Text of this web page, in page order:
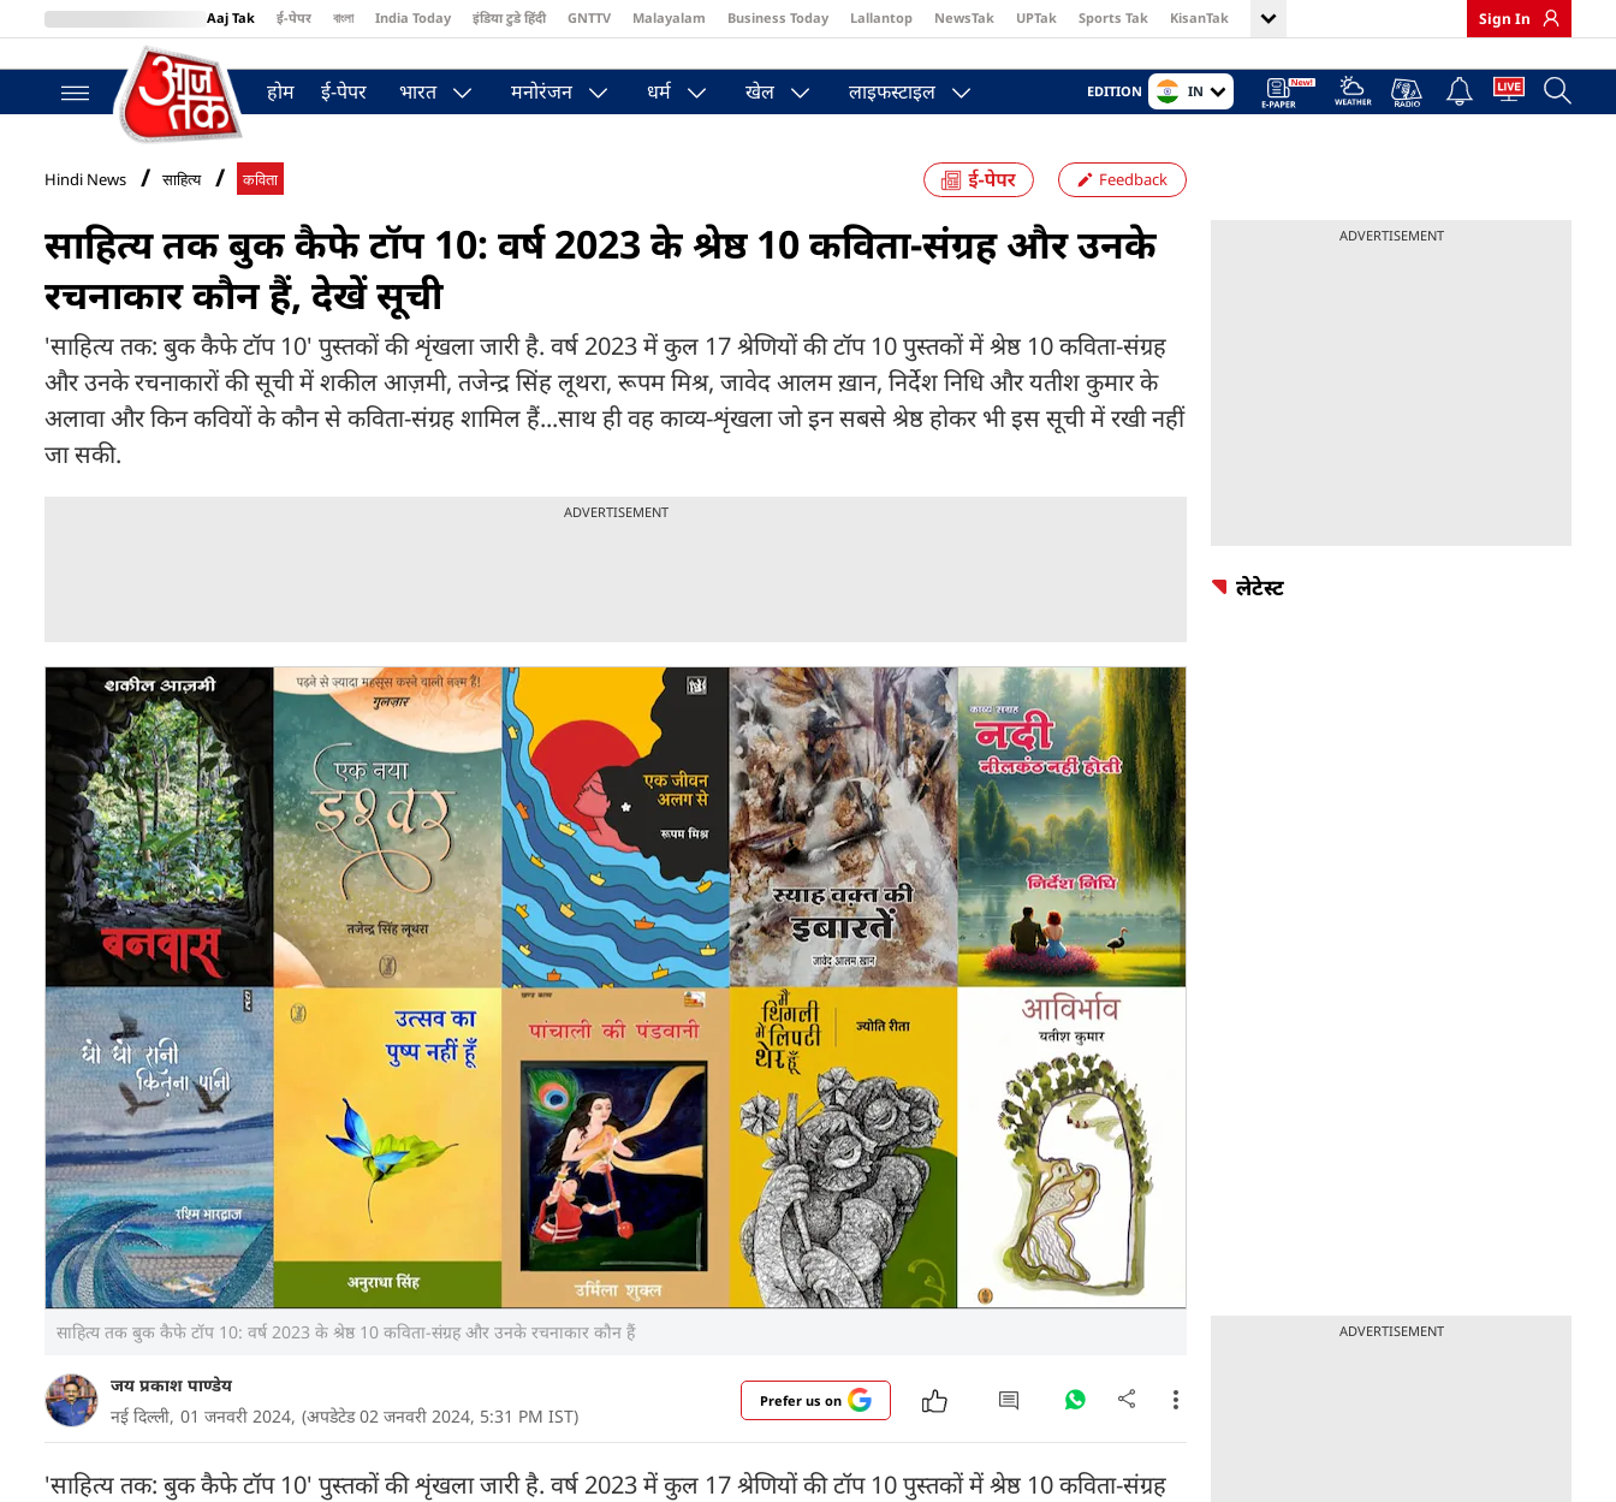
Aaj Tak ई-पेपर বাংলা India Today इंडिया टुडे हिंदी GNTTV Malayalam Business Today Lallantop NewsTak UPTak Sports Tak KisanTak
BT Bazaar
Sign In
होम ई-पेपर भारत मनोरंजन धर्म खेल लाइफस्टाइल EDITION IN
Hindi News साहित्य कविता Feedback
साहित्य तक बुक कैफे टॉप 10: वर्ष 2023 के श्रेष्ठ 10 कविता-संग्रह और उनके
रचनाकार कौन हैं, देखें सूची
'साहित्य तक: बुक कैफे टॉप 10' पुस्तकों की शृंखला जारी है. वर्ष 2023 में कुल 17 श्रेणियों की टॉप 10 पुस्तकों में श्रेष्ठ 10 कविता-संग्रह
और उनके रचनाकारों की सूची में शकील आज़मी, तजेन्द्र सिंह लूथरा, रूपम मिश्र, जावेद आलम ख़ान, निर्देश निधि और यतीश कुमार के
अलावा और किन कवियों के कौन से कविता-संग्रह शामिल हैं...साथ ही वह काव्य-शृंखला जो इन सबसे श्रेष्ठ होकर भी इस सूची में रखी नहीं
जा सकी.
ADVERTISEMENT
साहित्य तक बुक कैफे टॉप 10: वर्ष 2023 के श्रेष्ठ 10 कविता-संग्रह और उनके रचनाकार कौन हैं
जय प्रकाश पाण्डेय
नई दिल्ली, 01 जनवरी 2024, (अपडेटेड 02 जनवरी 2024, 5:31 PM IST)
Prefer us on
'साहित्य तक: बुक कैफे टॉप 10' पुस्तकों की शृंखला जारी है. वर्ष 2023 में कुल 17 श्रेणियों की टॉप 10 पुस्तकों में श्रेष्ठ 10 कविता-संग्रह
ADVERTISEMENT
लेटेस्ट
ADVERTISEMENT